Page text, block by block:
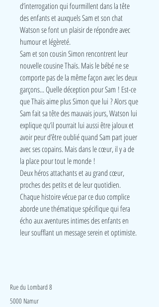
d’interrogation qui fourmillent dans la tête
des enfants et auxquels Sam et son chat
Watson se font un plaisir de répondre avec
humour et légèreté.
Sam et son cousin Simon rencontrent leur
nouvelle cousine Thaïs. Mais le bébé ne se
comporte pas de la même façon avec les deux
garçons... Quelle déception pour Sam ! Est-ce
que Thaïs aime plus Simon que lui ? Alors que
Sam fait sa tête des mauvais jours, Watson lui
explique qu’il pourrait lui aussi être jaloux et
avoir peur d’être oublié quand Sam part jouer
avec ses copains. Mais dans le cœur, il y a de
la place pour tout le monde !
Deux héros attachants et au grand cœur,
proches des petits et de leur quotidien.
Chaque histoire vécue par ce duo complice
aborde une thématique spécifique qui fera
écho aux aventures intimes des enfants en
leur soufflant un message serein et optimiste.
Rue du Lombard 8
5000 Namur